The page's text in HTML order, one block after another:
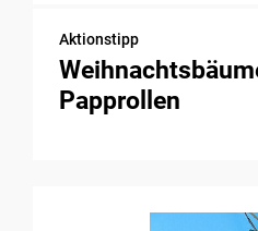
Aktionstipp
Papprollen